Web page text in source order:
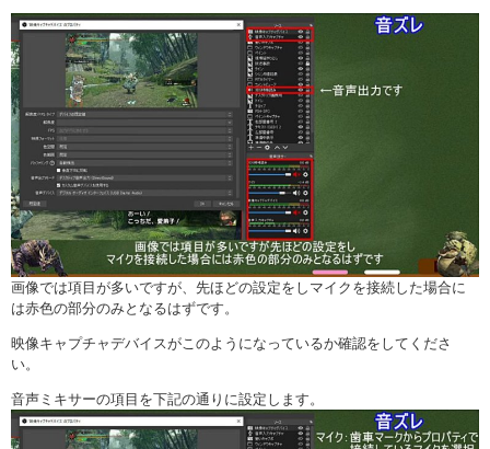
画像では項目が多いですが、先ほどの設定をしマイクを接続した場合に
は赤色の部分のみとなるはずです。
映像キャプチャデバイスがこのようになっているか確認をしてくださ
い。
音声ミキサーの項目を下記の通りに設定します。